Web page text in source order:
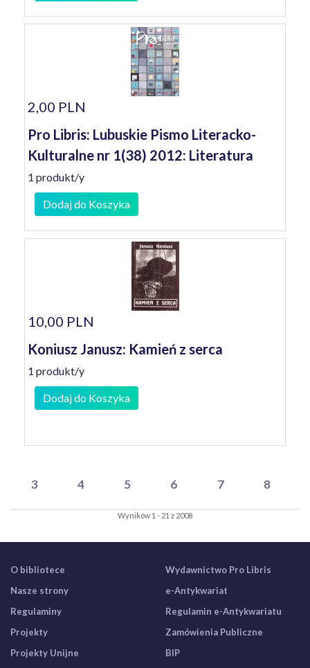
2,00 PLN
Pro Libris: Lubuskie Pismo Literacko-
Kulturalne nr 1(38) 2012: Literatura
1 produkt/y
Dodaj do Koszyka
10,00 PLN
Koniusz Janusz: Kamień z serca
1 produkt/y
Dodaj do Koszyka
3 4 5 6 7 8
Wyników 1 - 21 z 2008
O bibliotece
Nasze strony
Regulaminy
Projekty
Projekty Unijne
Wydawnictwo Pro Libris
e-Antykwariat
Regulamin e-Antykwariatu
Zamówienia Publiczne
BIP